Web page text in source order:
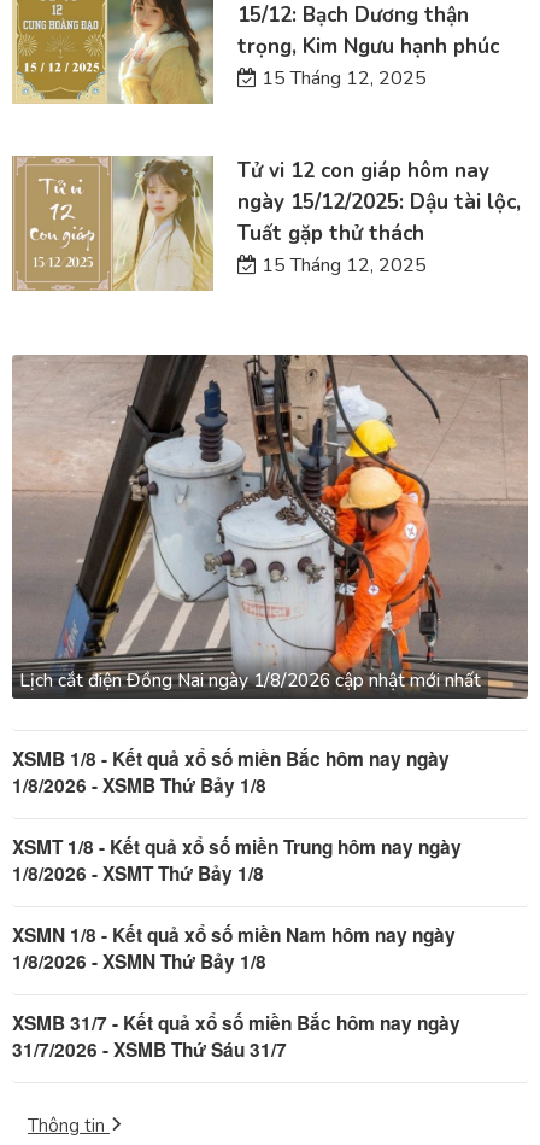
15/12: Bạch Dương thận
trọng, Kim Ngưu hạnh phúc
15 Tháng 12, 2025
Tử vi 12 con giáp hôm nay
ngày 15/12/2025: Dậu tài lộc,
Tuất gặp thử thách
15 Tháng 12, 2025
Lịch cắt điện Đồng Nai ngày 1/8/2026 cập nhật mới nhất
XSMB 1/8 - Kết quả xổ số miền Bắc hôm nay ngày
1/8/2026 - XSMB Thứ Bảy 1/8
XSMT 1/8 - Kết quả xổ số miền Trung hôm nay ngày
1/8/2026 - XSMT Thứ Bảy 1/8
XSMN 1/8 - Kết quả xổ số miền Nam hôm nay ngày
1/8/2026 - XSMN Thứ Bảy 1/8
XSMB 31/7 - Kết quả xổ số miền Bắc hôm nay ngày
31/7/2026 - XSMB Thứ Sáu 31/7
Thông tin